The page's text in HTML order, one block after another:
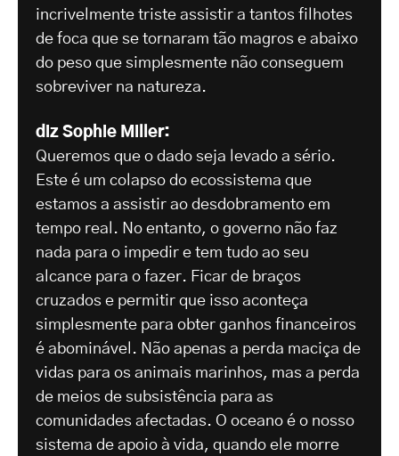
incrivelmente triste assistir a tantos filhotes
de foca que se tornaram tão magros e abaixo
do peso que simplesmente não conseguem
sobreviver na natureza.
diz Sophie Miller:
Queremos que o dado seja levado a sério.
Este é um colapso do ecossistema que
estamos a assistir ao desdobramento em
tempo real. No entanto, o governo não faz
nada para o impedir e tem tudo ao seu
alcance para o fazer. Ficar de braços
cruzados e permitir que isso aconteça
simplesmente para obter ganhos financeiros
é abominável. Não apenas a perda maciça de
vidas para os animais marinhos, mas a perda
de meios de subsistência para as
comunidades afectadas. O oceano é o nosso
sistema de apoio à vida, quando ele morre